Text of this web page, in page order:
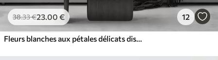
38.33€23.00 € 12
Fleurs blanches aux pétales délicats disposées dans un joli motif floral sur un fond clair